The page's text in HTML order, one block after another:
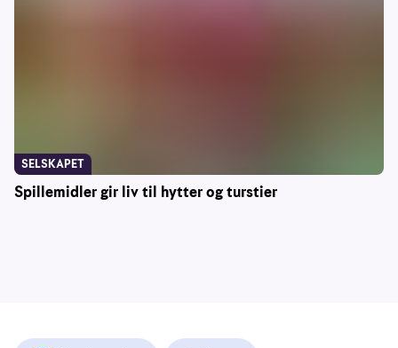
Spillemidler gir liv til hytter og turstier
SELSKAPET